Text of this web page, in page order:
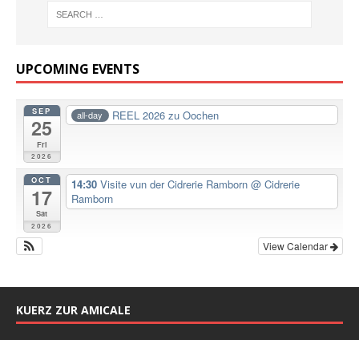
UPCOMING EVENTS
SEP
25
Fri
2026
all-day REEL 2026 zu Oochen
OCT
17
Sat
2026
14:30 Visite vun der Cidrerie Ramborn @ Cidrerie
Ramborn
View Calendar
KUERZ ZUR AMICALE